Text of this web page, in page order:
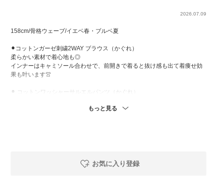
2026.07.09
158cm/骨格ウェーブ/イエベ春・ブルベ夏
⚫︎コットンガーゼ刺繍2WAY ブラウス（かぐれ）
柔らかい素材で着心地も◎
インナーはキャミソール合わせで、前開きで着ると抜け感も出て着痩せ効
果も叶います👚
⚫︎ コットンワッシャーサルエルパンツ（かぐれ）
骨格ウェーブの方にもバランスよく着ていただけるシルエットです◎
もっと見る
お気に入り登録